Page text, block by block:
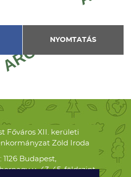
NYOMTATÁS
Főváros XII. kerületi
Zöld Iroda
1126 Budapest,
u. 43-45. földszint